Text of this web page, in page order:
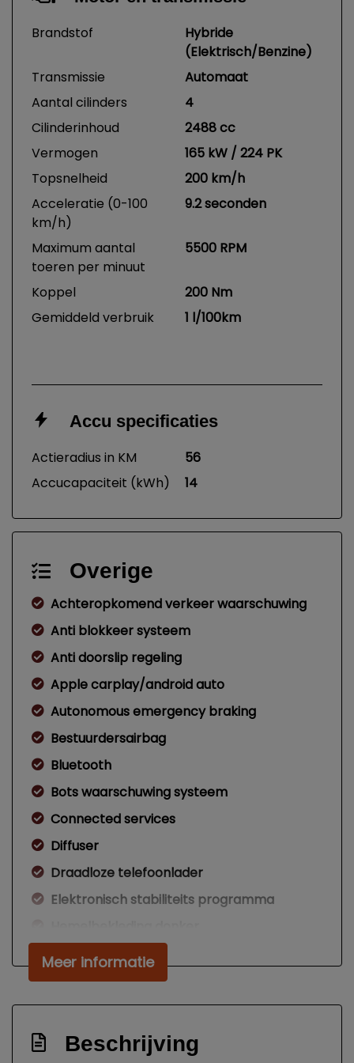
Brandstof
Hybride
(Elektrisch/Benzine)
Transmissie
Automaat
Aantal cilinders
4
Cilinderinhoud
2488 cc
Vermogen
165 kW / 224 PK
Topsnelheid
200 km/h
Acceleratie (0-100
km/h)
9.2 seconden
Maximum aantal
toeren per minuut
5500 RPM
Koppel
200 Nm
Gemiddeld verbruik
1 l/100km
Accu specificaties
Actieradius in KM
56
Accucapaciteit (kWh)
14
Overige
Achteropkomend verkeer waarschuwing
Anti blokkeer systeem
Anti doorslip regeling
Apple carplay/android auto
Autonomous emergency braking
Bestuurdersairbag
Bluetooth
Bots waarschuwing systeem
Connected services
Diffuser
Draadloze telefoonlader
Elektronisch stabiliteits programma
Hoofd airbag(s) achter
Hoofd airbag(s) voor
Keyless start
Kleur blauw
Meer informatie
Beschrijving